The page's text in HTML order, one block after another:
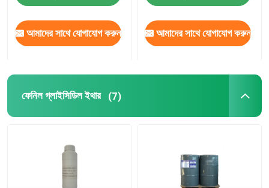
আমাদের সাথে যোগাযোগ করুন আমাদের সাথে যোগাযোগ করুন
ফেনিল গ্লাইসিডিল ইথার (7)